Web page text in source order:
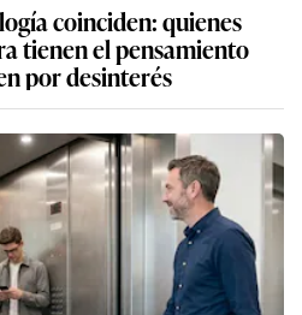
coinciden: quienes
tienen el pensamiento
por desinterés